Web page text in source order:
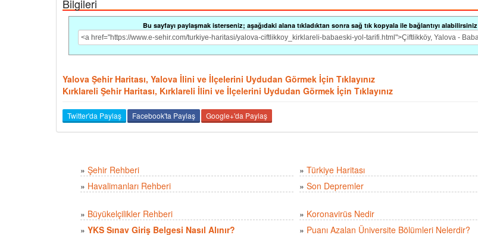
Bilgileri
Bu sayfayı paylaşmak isterseniz; aşağıdaki alana tıkladıktan sonra sağ tık kopyala ile bağlantıyı alabilirsiniz
Yalova Şehir Haritası, Yalova İlini ve İlçelerini Uydudan Görmek İçin Tıklayınız
Kırklareli Şehir Haritası, Kırklareli İlini ve İlçelerini Uydudan Görmek İçin Tıklayınız
Twitter'da Paylaş Facebook'ta Paylaş Google+'da Paylaş
» Şehir Rehberi » Türkiye Haritası
» Havalimanları Rehberi » Son Depremler
» Büyükelçilikler Rehberi » Koronavirüs Nedir
» YKS Sınav Giriş Belgesi Nasıl Alınır? » Puanı Azalan Üniversite Bölümleri Nelerdir?